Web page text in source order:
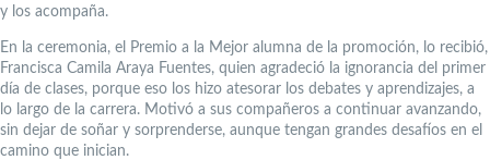
y los acompaña.
En la ceremonia, el Premio a la Mejor alumna de la promoción, lo recibió,
Francisca Camila Araya Fuentes, quien agradeció la ignorancia del primer
día de clases, porque eso los hizo atesorar los debates y aprendizajes, a
lo largo de la carrera. Motivó a sus compañeros a continuar avanzando,
sin dejar de soñar y sorprenderse, aunque tengan grandes desafíos en el
camino que inician.